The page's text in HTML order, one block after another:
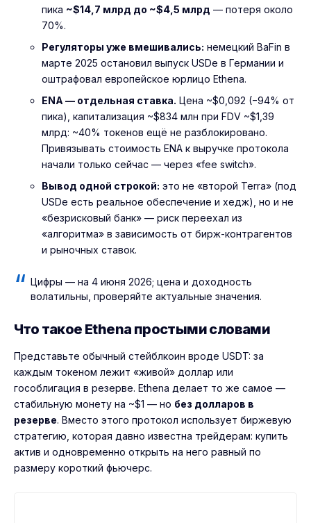
пика ~$14,7 млрд до ~$4,5 млрд — потеря около
70%.
Регуляторы уже вмешивались: немецкий BaFin в
марте 2025 остановил выпуск USDe в Германии и
оштрафовал европейское юрлицо Ethena.
ENA — отдельная ставка. Цена ~$0,092 (−94% от
пика), капитализация ~$834 млн при FDV ~$1,39
млрд: ~40% токенов ещё не разблокировано.
Привязывать стоимость ENA к выручке протокола
начали только сейчас — через «fee switch».
Вывод одной строкой: это не «второй Terra» (под
USDe есть реальное обеспечение и хедж), но и не
«безрисковый банк» — риск переехал из
«алгоритма» в зависимость от бирж-контрагентов
и рыночных ставок.
Цифры — на 4 июня 2026; цена и доходность
волатильны, проверяйте актуальные значения.
Что такое Ethena простыми словами
Представьте обычный стейблкоин вроде USDT: за
каждым токеном лежит «живой» доллар или
гособлигация в резерве. Ethena делает то же самое —
стабильную монету на ~$1 — но без долларов в
резерве. Вместо этого протокол использует биржевую
стратегию, которая давно известна трейдерам: купить
актив и одновременно открыть на него равный по
размеру короткий фьючерс.